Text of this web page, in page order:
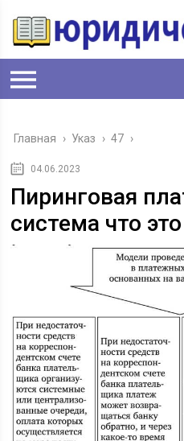
Главная › Указ › 47 ›
04.06.2023
Пиринговая
система что это